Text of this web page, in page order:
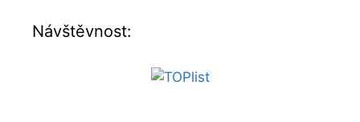
Návštěvnost: